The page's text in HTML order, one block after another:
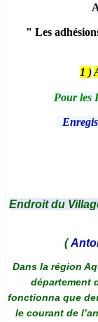
" Les
1 )
Pour les
Endroit du
(
Dans la région
département
fonctionna que
le courant de